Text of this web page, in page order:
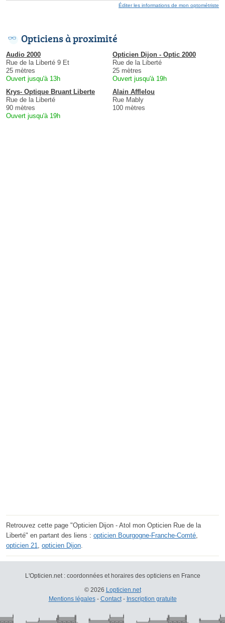
Éditer les informations de mon optométriste
Opticiens à proximité
Audio 2000
Rue de la Liberté 9 Et
25 mètres
Ouvert jusqu'à 13h
Opticien Dijon - Optic 2000
Rue de la Liberté
25 mètres
Ouvert jusqu'à 19h
Krys- Optique Bruant Liberte
Rue de la Liberté
90 mètres
Ouvert jusqu'à 19h
Alain Afflelou
Rue Mably
100 mètres
Retrouvez cette page "Opticien Dijon - Atol mon Opticien Rue de la
Liberté" en partant des liens : opticien Bourgogne-Franche-Comté
opticien 21
opticien Dijon
L'Opticien.net : coordonnées et horaires des opticiens en France
© 2026 Lopticien.net
Mentions légales- Contact- Inscription gratuite